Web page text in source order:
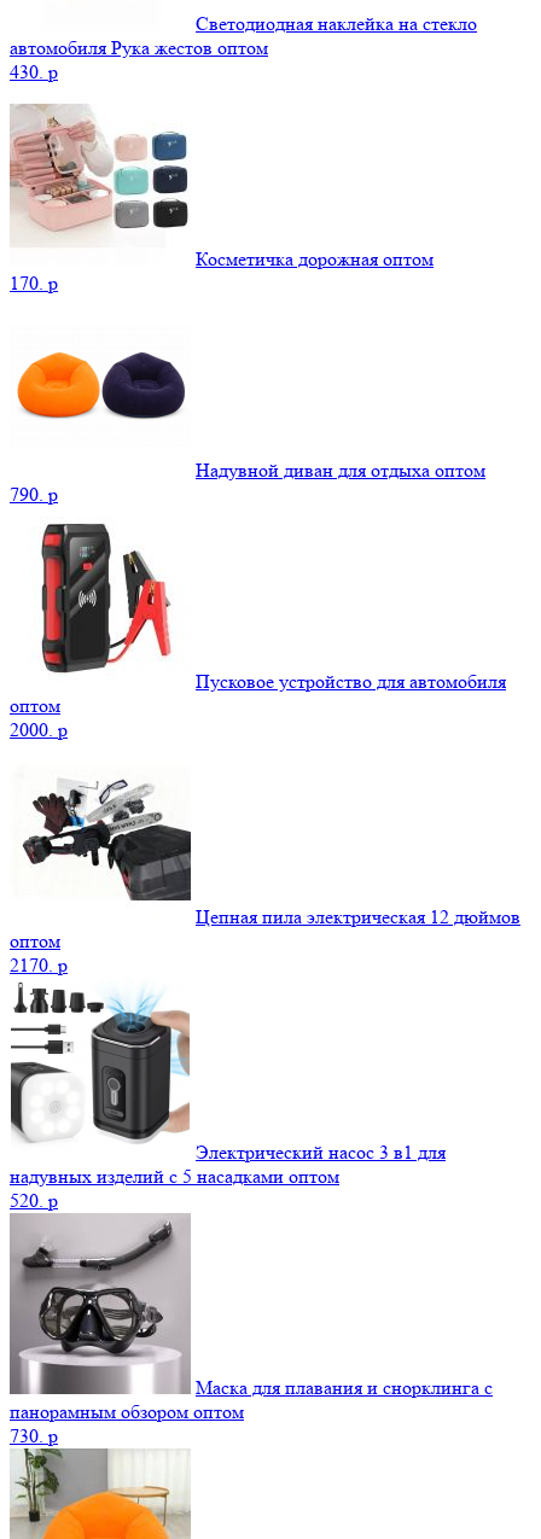
Светодиодная наклейка на стекло
автомобиля Рука жестов оптом
430. p
Косметичка дорожная оптом
170. p
Надувной диван для отдыха оптом
790. p
Пусковое устройство для автомобиля
оптом
2000. p
Цепная пила электрическая 12 дюймов
оптом
2170. p
Электрический насос 3 в1 для
надувных изделий с 5 насадками оптом
520. p
Маска для плавания и снорклинга с
панорамным обзором оптом
730. p